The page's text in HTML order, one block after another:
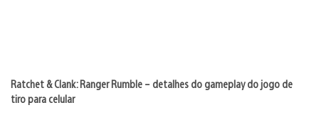
Ratchet & Clank: Ranger Rumble – detalhes do gameplay do jogo de
tiro para celular